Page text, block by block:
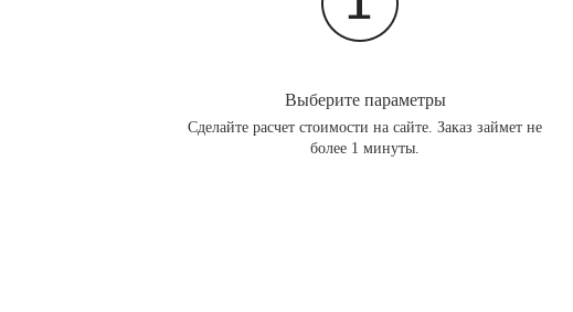
Выберите параметры
Сделайте расчет стоимости на сайте. Заказ займет не
более 1 минуты.